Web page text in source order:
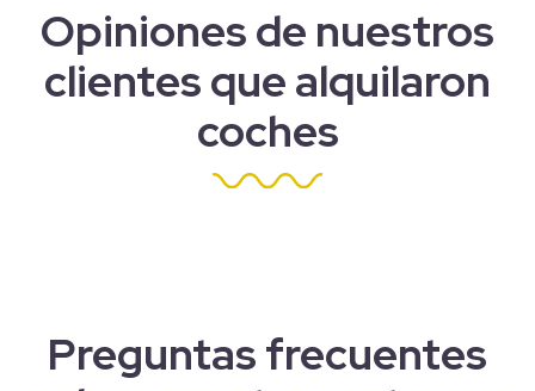
Opiniones de nuestros
clientes que alquilaron
coches
Preguntas frecuentes